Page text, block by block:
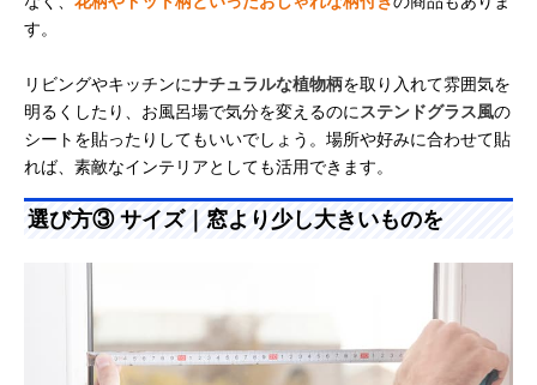
す。
リビングやキッチンにナチュラルな植物柄を取り入れて雰囲気を
明るくしたり、お風呂場で気分を変えるのに ステンドグラス風の
シートを貼ったりしてもいいでしょう。場所や好みに合わせて貼
れば、素敵なインテリアとしても活用できます。
選び方③ サイズ｜窓より少し大きいものを